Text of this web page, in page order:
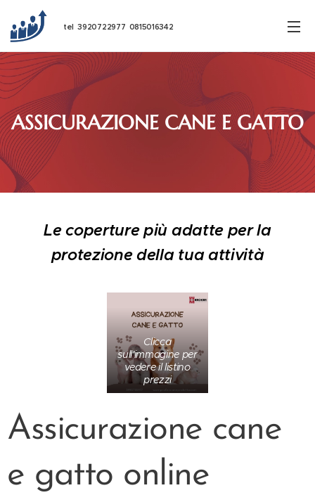
tel 3920722977 0815016342
ASSICURAZIONE CANE E GATTO
Le coperture più adatte per la
protezione della tua attività
Clicca
sull'immagine per
vedere il listino
prezzi
Assicurazione cane
e gatto online